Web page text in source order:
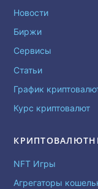
Новости
Биржи
Сервисы
Статьи
График
Курс криптовалют
NFT Игры
Агрегаторы